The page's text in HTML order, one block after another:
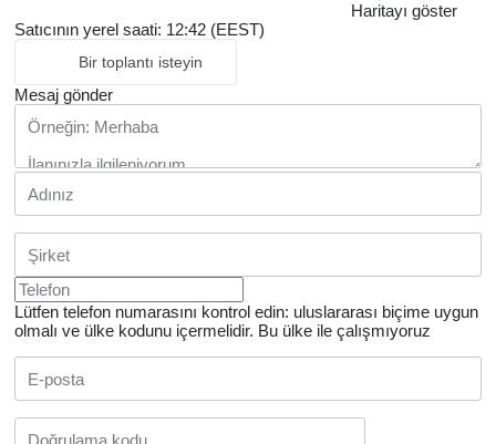
Haritayı göster
Satıcının yerel saati: 12:42 (EEST)
Bir toplantı isteyin
Mesaj gönder
Lütfen telefon numarasını kontrol edin: uluslararası biçime uygun
olmalı ve ülke kodunu içermelidir. Bu ülke ile çalışmıyoruz